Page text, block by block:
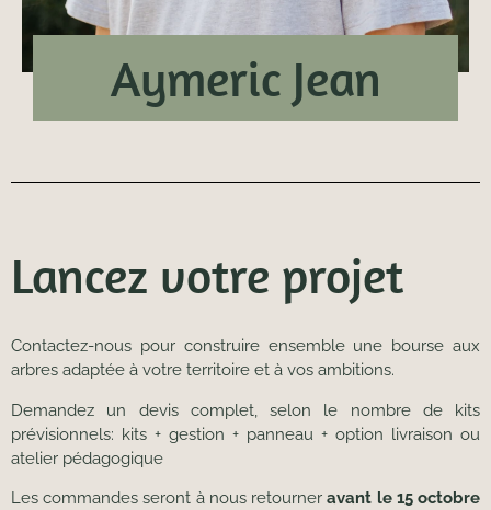
Aymeric Jean
Lancez votre projet
Contactez-nous pour construire ensemble une bourse aux
arbres adaptée à votre territoire et à vos ambitions.
Demandez un devis complet, selon le nombre de kits
prévisionnels: kits + gestion + panneau + option livraison ou
atelier pédagogique
Les commandes seront à nous retourneravant le 15 octobre